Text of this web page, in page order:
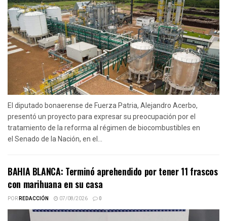
El diputado bonaerense de Fuerza Patria, Alejandro Acerbo,
presentó un proyecto para expresar su preocupación por el
tratamiento de la reforma al régimen de biocombustibles en
el Senado de la Nación, en el...
BAHIA BLANCA: Terminó aprehendido por tener 11 frascos
con marihuana en su casa
PORREDACCIÓN 07/08/2026 0